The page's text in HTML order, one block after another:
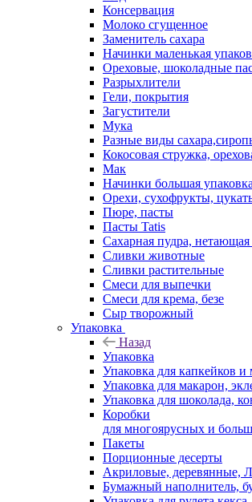
Консервация
Молоко сгущенное
Заменитель сахара
Начинки маленькая
Ореховые, шоколадные
Разрыхлители
Гели, покрытия
Загустители
Мука
Разные виды
Кокосовая стружка,
Мак
Начинки большая
Орехи, сухофрукты,
Пюре, пасты
Пасты Tatis
Сахарная пудра, нетающая
Сливки животные
Сливки растительные
Смеси для выпечки
Смеси для крема, безе
Сыр творожный
Упаковка
Назад
Упаковка
Упаковка для капкейков
Упаковка для макарон,
Упаковка для шоколада,
Коробки
для многоярусных и
Пакеты
Порционные десерты
Акриловые,
Бумажный наполнитель,